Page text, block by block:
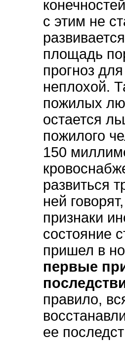
с этим не
площадь
прогноз
неплохой.
пожилых
остается
пожилого
150
развиться
ней
признаки
состояние
пришел в
первые
правило,
ее